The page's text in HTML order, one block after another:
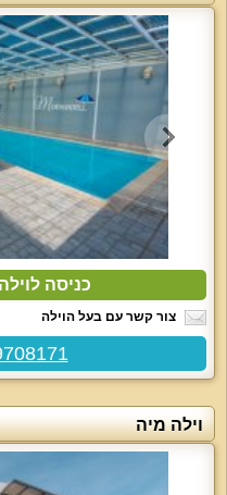
כניסה
צור קשר עם בעל הוילה
052-
וילה מיה